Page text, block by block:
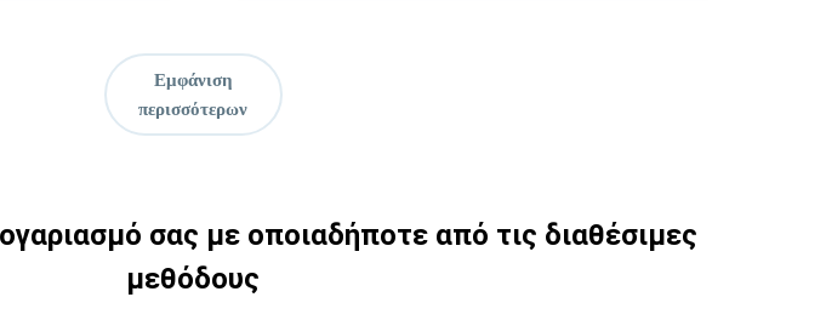
Εμφάνιση
περισσότερων
σας με οποιαδήποτε από τις διαθέσιμες
μεθόδους